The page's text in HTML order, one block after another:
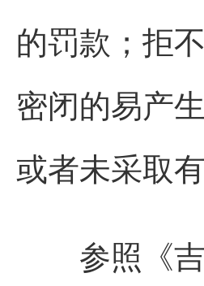
的罚款；拒
密闭的易产
或者未采取
参照《吉